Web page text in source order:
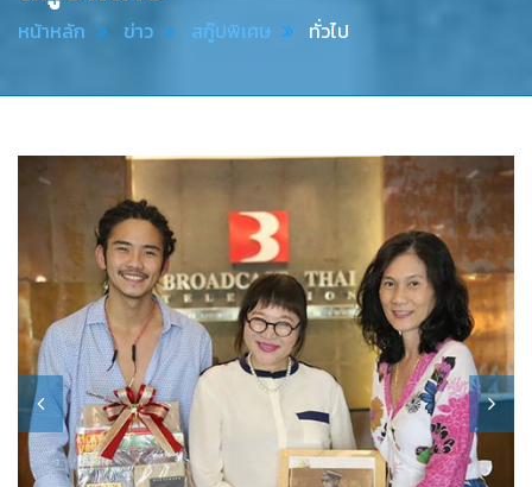
หน้าหลัก ข่าว สกู๊ปพิเศษ ทั่วไป